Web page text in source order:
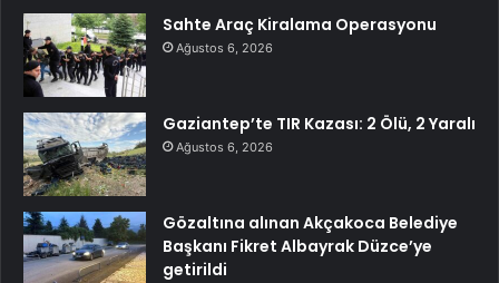
Sahte Araç Kiralama Operasyonu
Ağustos 6, 2026
Gaziantep’te TIR Kazası: 2 Ölü, 2 Yaralı
Ağustos 6, 2026
Gözaltına alınan Akçakoca Belediye
Başkanı Fikret Albayrak Düzce’ye
getirildi